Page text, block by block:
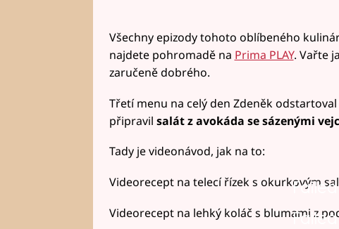
Všechny epizody tohoto oblíbeného
najdete pohromadě na Prima PLAY. Vařte
zaručeně dobrého.
Třetí menu na celý den Zdeněk
připravil salát z avokáda se sázenými
Tady je videonávod, jak na to:
Videorecept na telecí řízek s okurkovým
Videorecept na lehký koláč s blumami z